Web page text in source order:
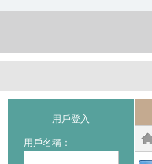
用戶登入
用戶名稱：